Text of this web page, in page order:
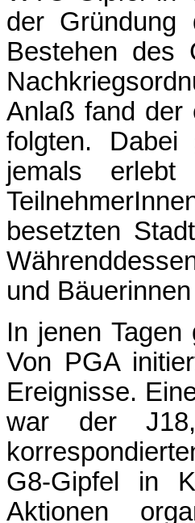
der Gründung
Bestehen des
Anlaß fand der
folgten.
jemals
besetzten
und
In jenen
Von PGA
Ereignisse.
war der
G8-Gipfel in
Aktionen